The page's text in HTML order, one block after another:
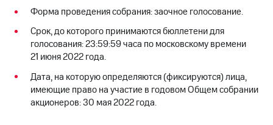
и акционерам
Корпоративное
управление
Корпоративный
секретарь
Раскрытие
информации
Форма проведения собрания: заочное голосование.
Срок, до которого принимаются бюллетени для
голосования: 23:59:59 часа по московскому времени
21 июня 2022 года.
Дата, на которую определяются (фиксируются) лица,
имеющие право на участие в годовом Общем собрании
акционеров: 30 мая 2022 года.